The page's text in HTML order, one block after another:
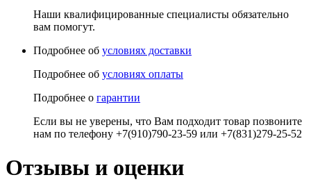
Наши квалифицированные специалисты обязательно
вам помогут.
Подробнее об условиях доставки
Подробнее об условиях оплаты
Подробнее о гарантии
Если вы не уверены, что Вам подходит товар позвоните
нам по телефону +7(910)790-23-59 или +7(831)279-25-52
Отзывы и оценки